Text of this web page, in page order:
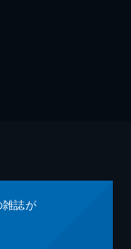
誌が